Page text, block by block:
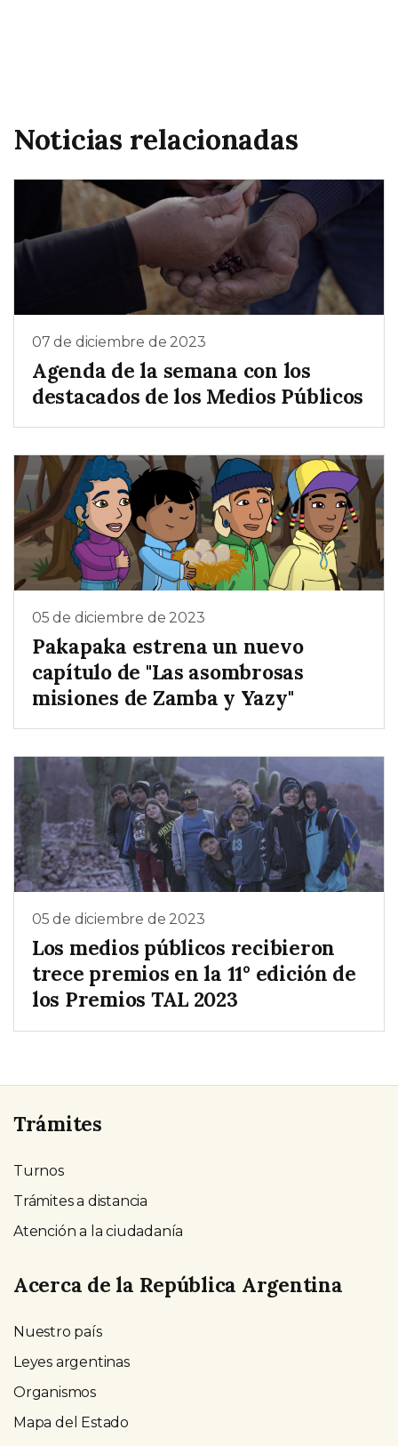
Noticias relacionadas
07 de diciembre de 2023
Agenda de la semana con los
destacados de los Medios Públicos
05 de diciembre de 2023
Pakapaka estrena un nuevo
capítulo de "Las asombrosas
misiones de Zamba y Yazy"
05 de diciembre de 2023
Los medios públicos recibieron
trece premios en la 11° edición de
los Premios TAL 2023
Trámites
Turnos
Trámites a distancia
Atención a la ciudadanía
Acerca de la República Argentina
Nuestro país
Leyes argentinas
Organismos
Mapa del Estado